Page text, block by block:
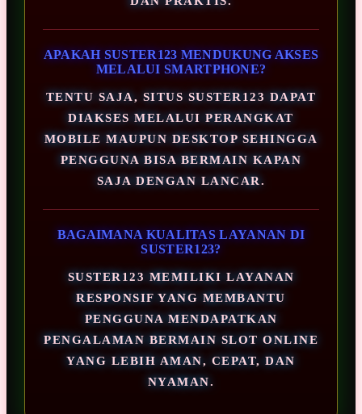
APAKAH SUSTER123 MENDUKUNG AKSES
MELALUI SMARTPHONE?
TENTU SAJA, SITUS SUSTER123 DAPAT
DIAKSES MELALUI PERANGKAT
MOBILE MAUPUN DESKTOP SEHINGGA
PENGGUNA BISA BERMAIN KAPAN
SAJA DENGAN LANCAR.
BAGAIMANA KUALITAS LAYANAN DI
SUSTER123?
SUSTER123 MEMILIKI LAYANAN
RESPONSIF YANG MEMBANTU
PENGGUNA MENDAPATKAN
PENGALAMAN BERMAIN SLOT ONLINE
YANG LEBIH AMAN, CEPAT, DAN
NYAMAN.